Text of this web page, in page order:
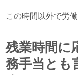
この時間以外で労
残業時間に
務手当とも